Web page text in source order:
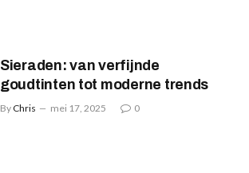
Sieraden: van verfijnde
goudtinten tot moderne trends
By Chris mei 17, 2025 0